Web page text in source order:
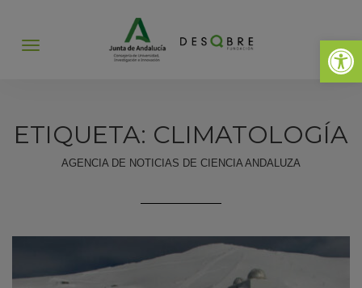
Abrir
Abrir
ETIQUETA: CLIMATOLOGÍA
AGENCIA DE NOTICIAS DE CIENCIA ANDALUZA